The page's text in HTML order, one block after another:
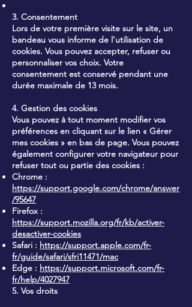
3. Consentement
Lors de votre première visite sur le site, un
bandeau vous informe de l’utilisation de
cookies. Vous pouvez accepter, refuser ou
personnaliser vos choix. Votre
consentement est conservé pendant une
durée maximale de 13 mois.
4. Gestion des cookies
Vous pouvez à tout moment modifier vos
préférences en cliquant sur le lien « Gérer
mes cookies » en bas de page. Vous pouvez
également configurer votre navigateur pour
refuser tout ou partie des cookies :
Chrome :
https://support.google.com/chrome/answer
/95647
Firefox :
https://support.mozilla.org/fr/kb/activer-
desactiver-cookies
Safari : https://support.apple.com/fr-
fr/guide/safari/sfri11471/mac
Edge : https://support.microsoft.com/fr-
fr/help/4027947
5. Vos droits